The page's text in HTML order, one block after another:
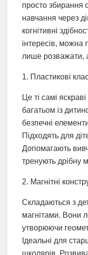
просто збирання
навчання через
когнітивні
інтересів, можна
лише розважати,
1. Пластикові
Це ті самі
багатьом із
безпечні
Підходять для
Допомагають
тренують дрібну
2. Магнітні
Складаються з
магнітами. Вони
утворюючи
Ідеальні для
школярів.